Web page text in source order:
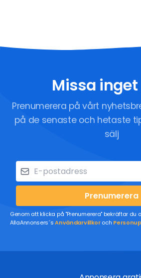
Missa
Prenumerera på vårt
på de senaste och hetaste
sälj
Prenumerera
Genom att klicka på "Prenumerera" bekräftar du
AllaAnnonsers´sAnvändarvillkoroch